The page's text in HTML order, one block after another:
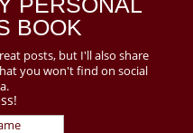
BOOK
posts, but I'll also share
you won't find on social